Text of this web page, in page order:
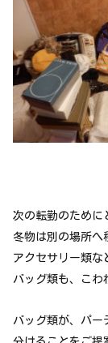
次の転勤のために
冬物は別の場所へ
アクセサリー類な
バッグ類も、こわ
バッグ類が、パー